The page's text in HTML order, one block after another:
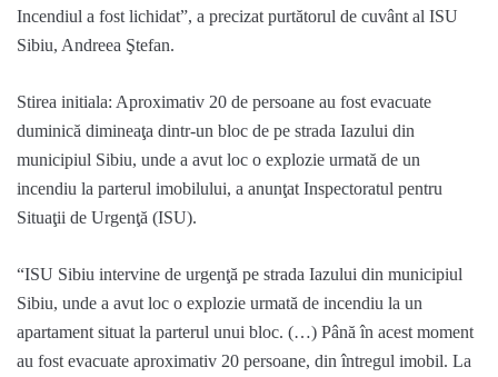
Incendiul a fost lichidat”, a precizat purtătorul de cuvânt al ISU
Sibiu, Andreea Ştefan.
Stirea initiala: Aproximativ 20 de persoane au fost evacuate
duminică dimineaţa dintr-un bloc de pe strada Iazului din
municipiul Sibiu, unde a avut loc o explozie urmată de un
incendiu la parterul imobilului, a anunţat Inspectoratul pentru
Situaţii de Urgenţă (ISU).
“ISU Sibiu intervine de urgenţă pe strada Iazului din municipiul
Sibiu, unde a avut loc o explozie urmată de incendiu la un
apartament situat la parterul unui bloc. (…) Până în acest moment
au fost evacuate aproximativ 20 persoane, din întregul imobil. La